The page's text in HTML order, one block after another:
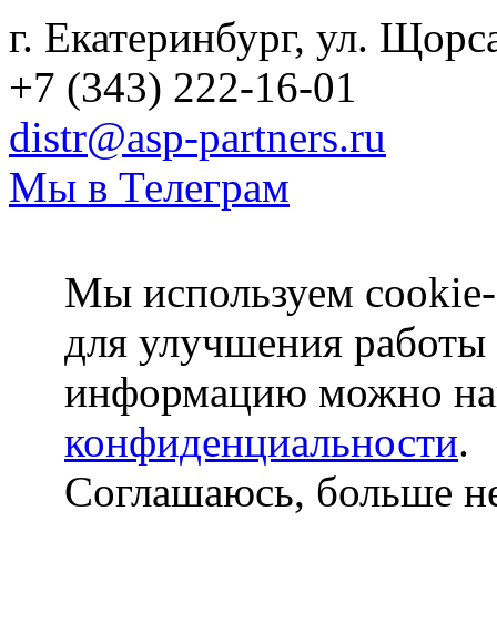
г. Екатеринбург, ул.
+7 (343) 222-16-01
distr@asp-partners.ru
Мы в Телеграм
Мы используем
для улучшения
информацию можно
конфиденциальности.
Соглашаюсь, больше